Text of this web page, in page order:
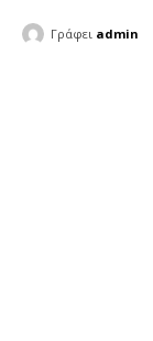
Γράφει admin